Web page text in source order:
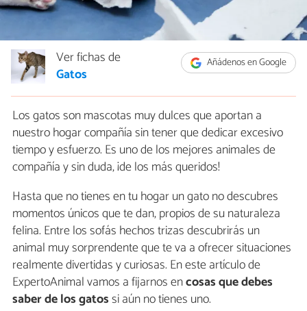
Añádenos en Google
Ver fichas de
Gatos
Los gatos son mascotas muy dulces que aportan a
nuestro hogar compañía sin tener que dedicar excesivo
tiempo y esfuerzo. Es uno de los mejores animales de
compañía y sin duda, ¡de los más queridos!
Hasta que no tienes en tu hogar un gato no descubres
momentos únicos que te dan, propios de su naturaleza
felina. Entre los sofás hechos trizas descubrirás un
animal muy sorprendente que te va a ofrecer situaciones
realmente divertidas y curiosas. En este artículo de
ExpertoAnimal vamos a fijarnos encosas que debes
saber de los gatossi aún no tienes uno.